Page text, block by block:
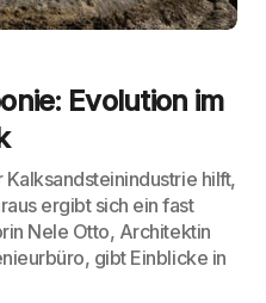
Evolution im
hilft,
ergibt sich ein fast
Nele Otto, Architektin
gibt Einblicke in